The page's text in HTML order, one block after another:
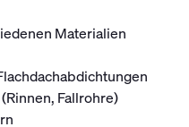
Materialien
Fallrohre)